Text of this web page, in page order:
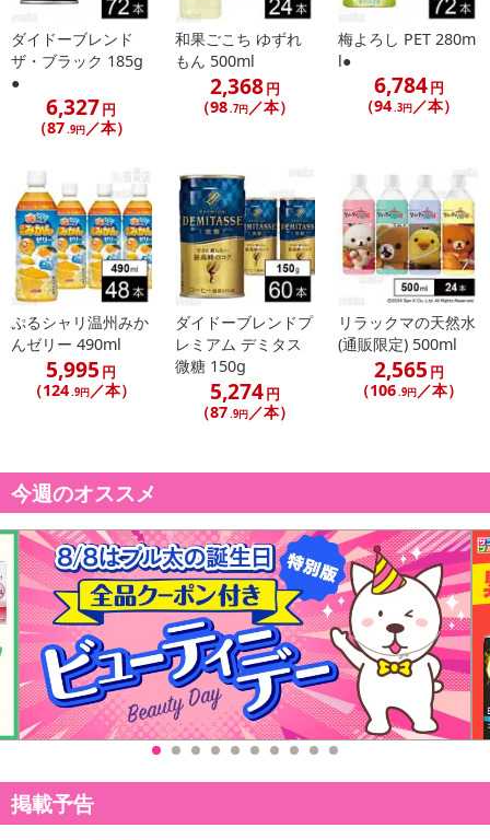
ダイドーブレンド
ザ・ブラック 185g
●
6,327円
（87 .9円／本）
和果ごこち ゆずれ
もん 500ml
2,368円
（98 .7円 ／本）
梅よろし PET 280m
l●
6,784円
（94 .3円 ／本）
ぷるシャリ温州みか
んゼリー 490ml
5,995 円
（124.9円／本）
ダイドーブレンドプ
レミアム デミタス
微糖 150g
5,274円
（87.9円／本）
リラックマの天然水
(通販限定) 500ml
2,565 円
（106.9円／本）
今週のオススメ
掲載予告